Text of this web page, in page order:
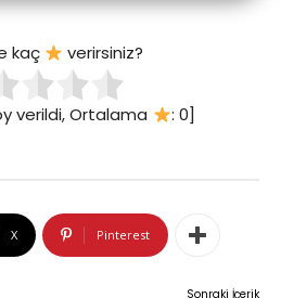
kaç verirsiniz?
verildi, Ortalama : 0]
X Pinterest
Sonraki İçerik